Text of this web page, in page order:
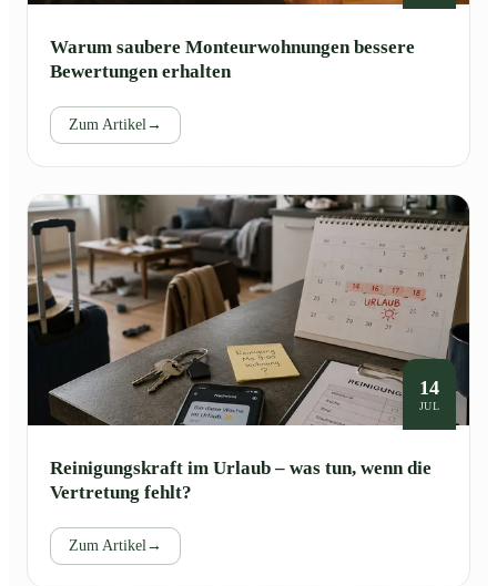
Warum saubere Monteurwohnungen bessere
Bewertungen erhalten
Zum Artikel→
14
JUL
Reinigungskraft im Urlaub – was tun, wenn die
Vertretung fehlt?
Zum Artikel→